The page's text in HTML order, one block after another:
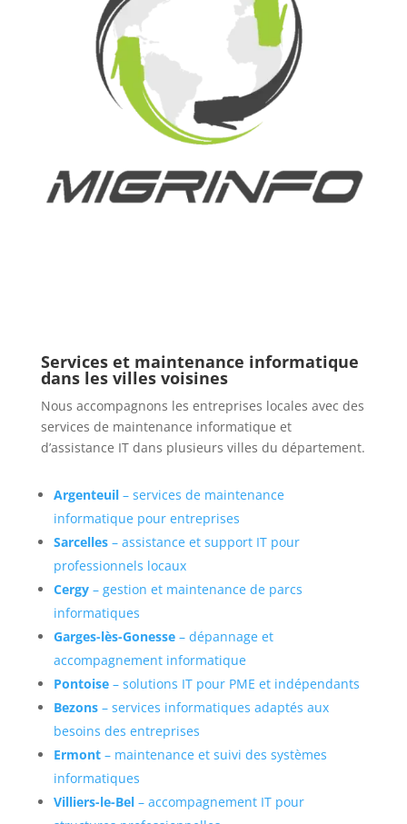
Services et maintenance informatique
dans les villes voisines
Nous accompagnons les entreprises locales avec des
services de maintenance informatique et
d’assistance IT dans plusieurs villes du département.
Argenteuil– services de maintenance
informatique pour entreprises
Sarcelles– assistance et support IT pour
professionnels locaux
Cergy– gestion et maintenance de parcs
informatiques
Garges-lès-Gonesse– dépannage et
accompagnement informatique
Pontoise– solutions IT pour PME et indépendants
Bezons– services informatiques adaptés aux
besoins des entreprises
Ermont– maintenance et suivi des systèmes
informatiques
Villiers-le-Bel– accompagnement IT pour